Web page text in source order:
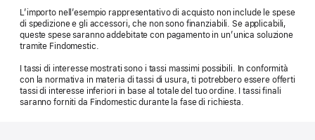
L’importo nell’esempio rappresentativo di acquisto non include le spese
di spedizione e gli accessori, che non sono finanziabili. Se applicabili,
queste spese saranno addebitate con pagamento in un’unica soluzione
tramite Findomestic.
I tassi di interesse mostrati sono i tassi massimi possibili. In conformità
con la normativa in materia di tassi di usura, ti potrebbero essere offerti
tassi di interesse inferiori in base al totale del tuo ordine. I tassi finali
saranno forniti da Findomestic durante la fase di richiesta.